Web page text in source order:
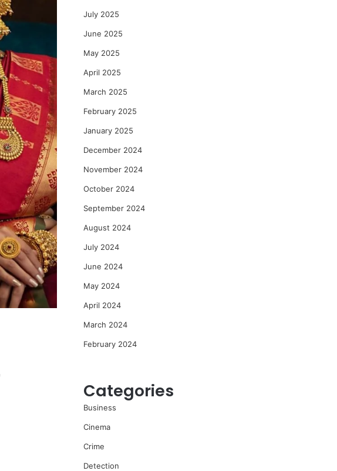
July 2025
June 2025
May 2025
April 2025
March 2025
February 2025
January 2025
December 2024
November 2024
October 2024
September 2024
August 2024
July 2024
June 2024
May 2024
April 2024
March 2024
February 2024
Categories
Business
Cinema
Crime
Detection